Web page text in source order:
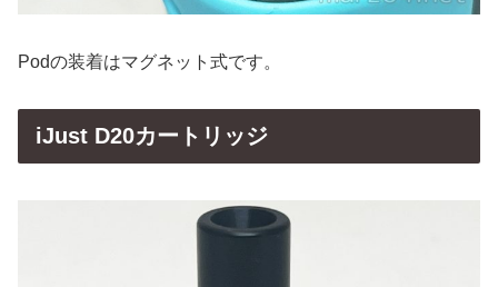
Podの装着はマグネット式です。
iJust D20カートリッジ